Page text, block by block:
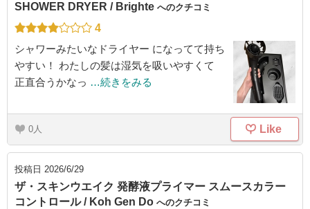
SHOWER DRYER / Brighte へのクチコミ
4
シャワーみたいなドライヤー になってて持ち
やすい！ わたしの髪は湿気を吸いやすくて
正直合うかなっ …続きをみる
0 Like
投稿日 2026/6/29
ザ・スキンウエイク 発酵液プライマー スムースカラー
コントロール / Koh Gen Do へのクチコミ